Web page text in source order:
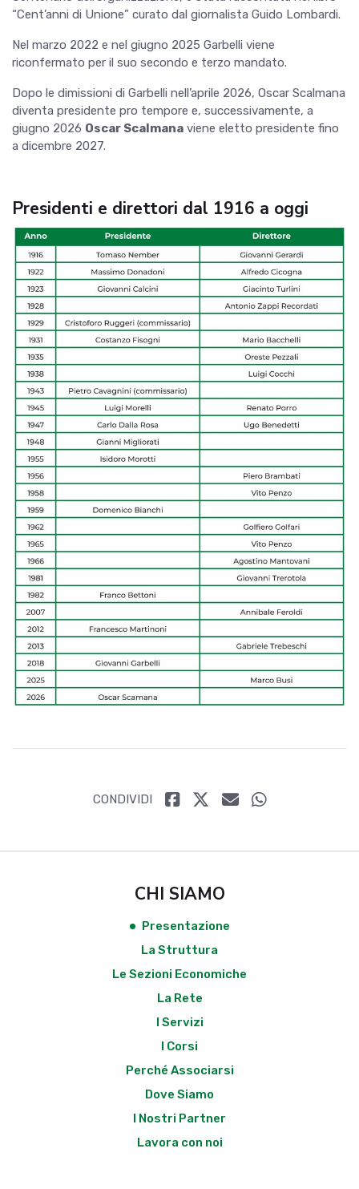
“Cent’anni di Unione” curato dal giornalista Guido Lombardi.
Nel marzo 2022 e nel giugno 2025 Garbelli viene
riconfermato per il suo secondo e terzo mandato.
Dopo le dimissioni di Garbelli nell’aprile 2026, Oscar Scalmana
diventa presidente pro tempore e, successivamente, a
giugno 2026 Oscar Scalmana viene eletto presidente fino
a dicembre 2027.
Presidenti e direttori dal 1916 a oggi
CONDIVIDI
CHI SIAMO
Presentazione
La Struttura
Le Sezioni Economiche
La Rete
I Servizi
I Corsi
Perché Associarsi
Dove Siamo
I Nostri Partner
Lavora con noi